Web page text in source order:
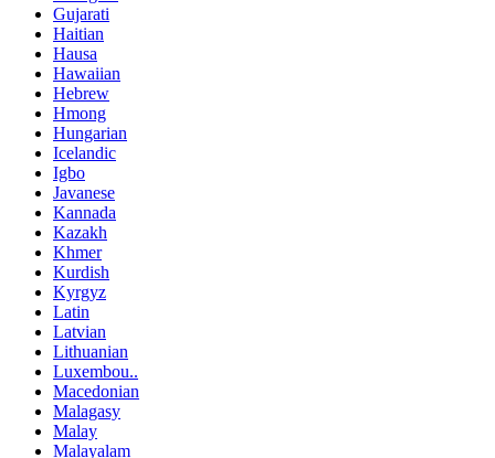
Gujarati
Haitian
Hausa
Hawaiian
Hebrew
Hmong
Hungarian
Icelandic
Igbo
Javanese
Kannada
Kazakh
Khmer
Kurdish
Kyrgyz
Latin
Latvian
Lithuanian
Luxembou..
Macedonian
Malagasy
Malay
Malayalam